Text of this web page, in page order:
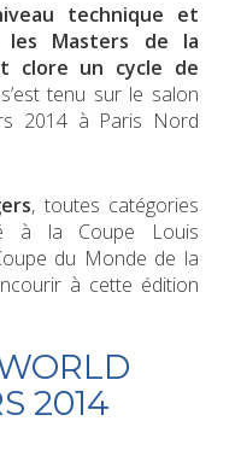
technique et
les Masters de la
clore un cycle de
tenu sur le salon
2014 à Paris Nord
, toutes catégories
à la Coupe Louis
du Monde de la
à cette édition
2014